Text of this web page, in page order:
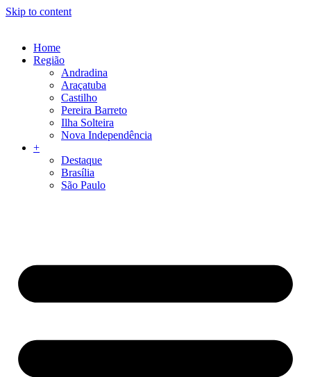
Skip to content
Home
Região
Andradina
Araçatuba
Castilho
Pereira Barreto
Ilha Solteira
Nova Independência
+
Destaque
Brasília
São Paulo